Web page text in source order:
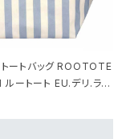
ートバッグ ROOTOTE
ートート EU.デリ.ラミ
クス・ホワイト